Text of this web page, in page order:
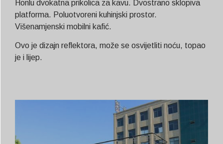
Honlu dvokatna prikolica za kavu. Dvostrano sklopiva
platforma. Poluotvoreni kuhinjski prostor.
Višenamjenski mobilni kafić.
Ovo je dizajn reflektora, može se osvijetliti noću, topao
je i lijep.